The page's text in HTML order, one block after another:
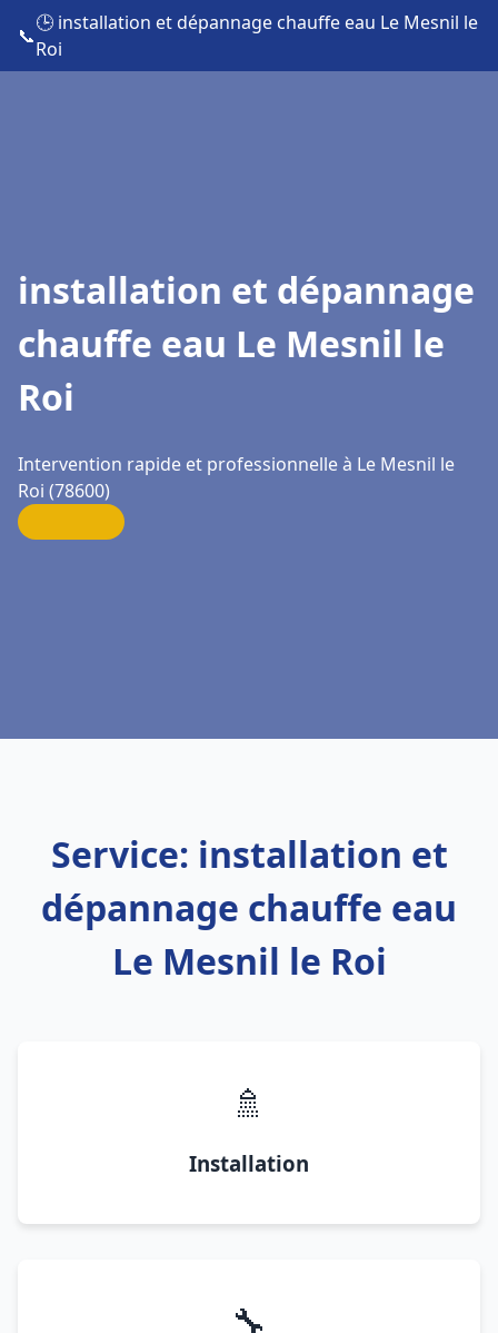
📞
🕒 installation et dépannage chauffe eau Le Mesnil le
Roi
installation et dépannage
chauffe eau Le Mesnil le
Roi
Intervention rapide et professionnelle à Le Mesnil le
Roi (78600)
Service: installation et
dépannage chauffe eau
Le Mesnil le Roi
🚿
Installation
🔧